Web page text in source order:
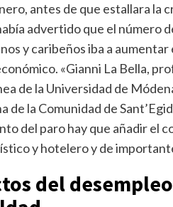
antes de que estallara la
advertido que el número
y caribeños iba a aumentar
«Gianni La Bella,
de la Universidad de
de la Comunidad de
del paro hay que añadir el
y hotelero y de
del